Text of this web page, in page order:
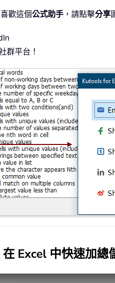
歡這個公式助手 ，請點擊分享
群平台！
Excel 中快速加總